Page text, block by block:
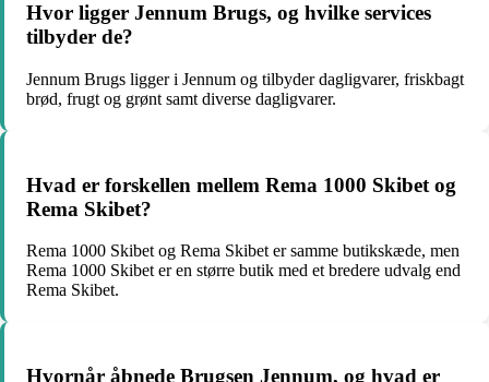
Hvor ligger Jennum Brugs, og hvilke services
tilbyder de?
Jennum Brugs ligger i Jennum og tilbyder dagligvarer, friskbagt
brød, frugt og grønt samt diverse dagligvarer.
Hvad er forskellen mellem Rema 1000 Skibet og
Rema Skibet?
Rema 1000 Skibet og Rema Skibet er samme butikskæde, men
Rema 1000 Skibet er en større butik med et bredere udvalg end
Rema Skibet.
Hvornår åbnede Brugsen Jennum, og hvad er